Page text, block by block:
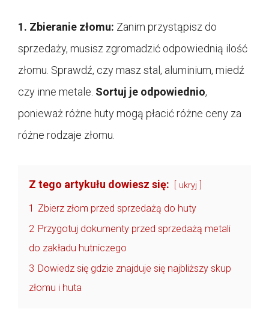
1. Zbieranie złomu: Zanim przystąpisz do
sprzedaży, musisz zgromadzić odpowiednią ilość
złomu. Sprawdź, czy masz stal, aluminium, miedź
czy inne metale. Sortuj je odpowiednio,
ponieważ różne huty mogą płacić różne ceny za
różne rodzaje złomu.
Z tego artykułu dowiesz się: ukryj
1 Zbierz złom przed sprzedażą do huty
2 Przygotuj dokumenty przed sprzedażą metali
do zakładu hutniczego
3 Dowiedz się gdzie znajduje się najbliższy skup
złomu i huta